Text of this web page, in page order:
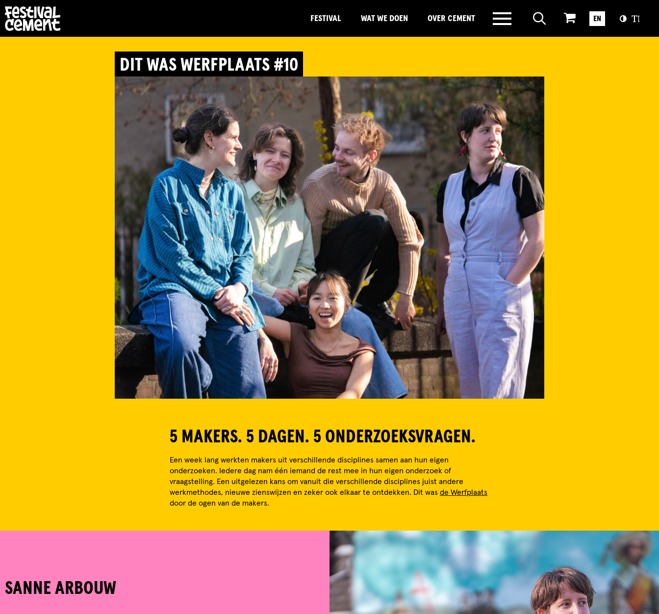
FESTIVAL WAT WE DOEN OVER CEMENT EN
DIT WAS WERFPLAATS #10
5 MAKERS. 5 DAGEN. 5 ONDERZOEKSVRAGEN.
Een week lang werkten makers uit verschillende disciplines samen aan hun eigen
onderzoeken. Iedere dag nam één iemand de rest mee in hun eigen onderzoek of
vraagstelling. Een uitgelezen kans om vanuit die verschillende disciplines juist andere
werkmethodes, nieuwe zienswijzen en zeker ook elkaar te ontdekken. Dit was de Werfplaats
door de ogen van de makers.
SANNE ARBOUW